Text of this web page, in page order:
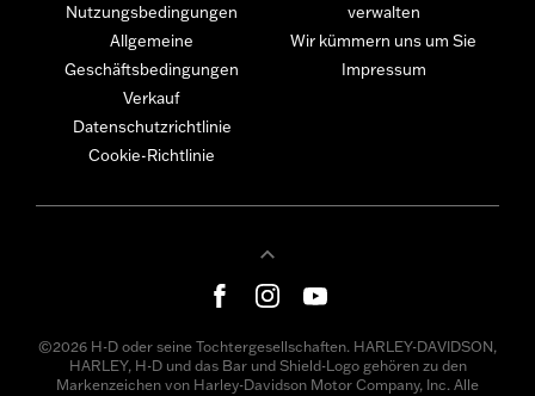
Nutzungsbedingungen
Allgemeine
Geschäftsbedingungen
Verkauf
Datenschutzrichtlinie
Cookie-Richtlinie
verwalten
Wir kümmern uns um Sie
Impressum
©2026 H-D oder seine Tochtergesellschaften. HARLEY-DAVIDSON,
HARLEY, H-D und das Bar und Shield-Logo gehören zu den
Markenzeichen von Harley-Davidson Motor Company, Inc. Alle